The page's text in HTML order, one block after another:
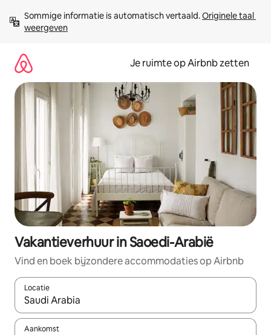
direct
naar
Sommige informatie is automatisch vertaald. Originele taal
weergeven
Je ruimte op Airbnb zetten
Vakantieverhuur in Saoedi-Arabië
Vind en boek bijzondere accommodaties op Airbnb
Locatie
Wanneer er suggesties beschikbaar zijn, maak je een keuze
Aankomst